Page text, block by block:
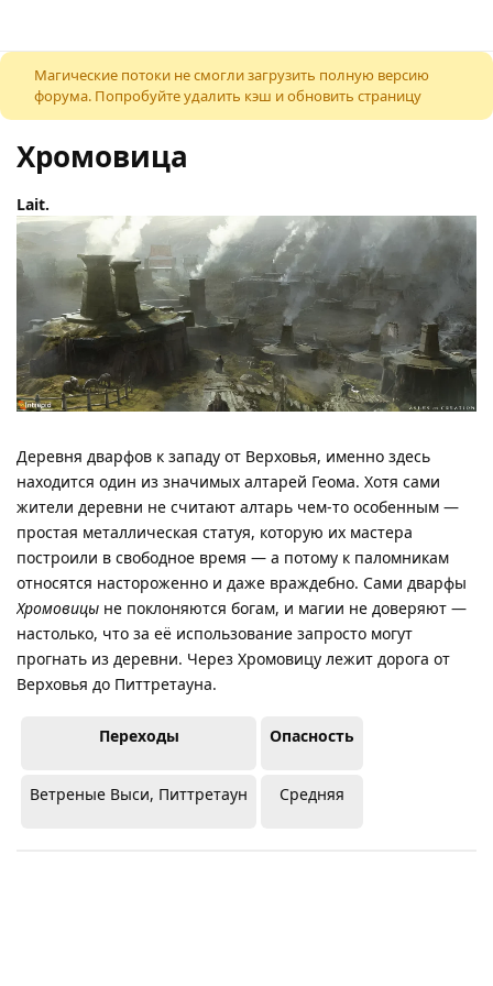
К содержимому
Магические потоки не смогли загрузить полную версию
форума. Попробуйте удалить кэш и обновить страницу
Хромовица
Lait.​
Деревня дварфов к западу от Верховья, именно здесь
находится один из значимых алтарей Геома. Хотя сами
жители деревни не считают алтарь чем-то особенным —
простая металлическая статуя, которую их мастера
построили в свободное время — а потому к паломникам
относятся настороженно и даже враждебно. Сами дварфы
Хромовицы не поклоняются богам, и магии не доверяют —
настолько, что за её использование запросто могут
прогнать из деревни. Через Хромовицу лежит дорога от
Верховья до Питтретауна.
Переходы Опасность
Ветреные Выси, Питтретаун Средняя